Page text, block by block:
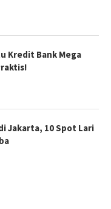
Kredit Bank Mega
Jakarta, 10 Spot Lari